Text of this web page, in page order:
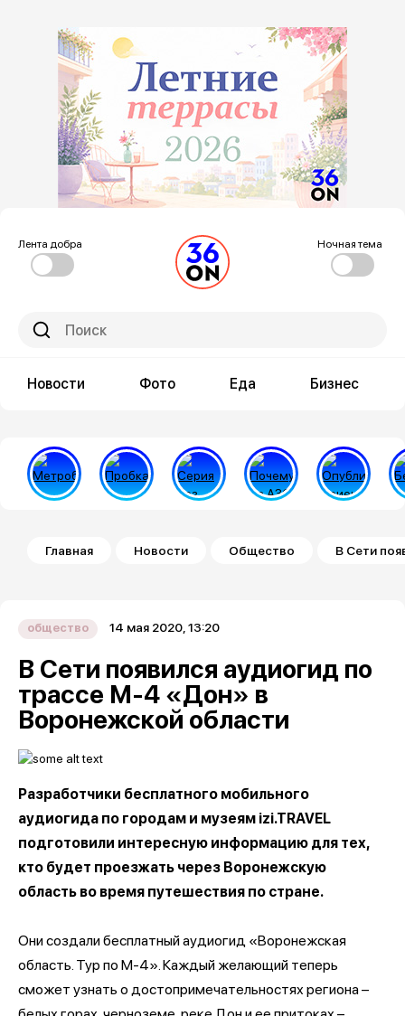
Лента добра Ночная тема
Новости Фото Еда Бизнес
Строка навигации
Главная Новости Общество В Сети
общество 14 мая 2020, 13:20
В Сети появился аудиогид по
трассе М-4 «Дон» в
Воронежской области
Разработчики бесплатного мобильного
аудиогида по городам и музеям izi.TRAVEL
подготовили интересную информацию для тех,
кто будет проезжать через Воронежскую
область во время путешествия по стране.
Они создали бесплатный аудиогид «Воронежская
область. Тур по М-4». Каждый желающий теперь
сможет узнать о достопримечательностях региона –